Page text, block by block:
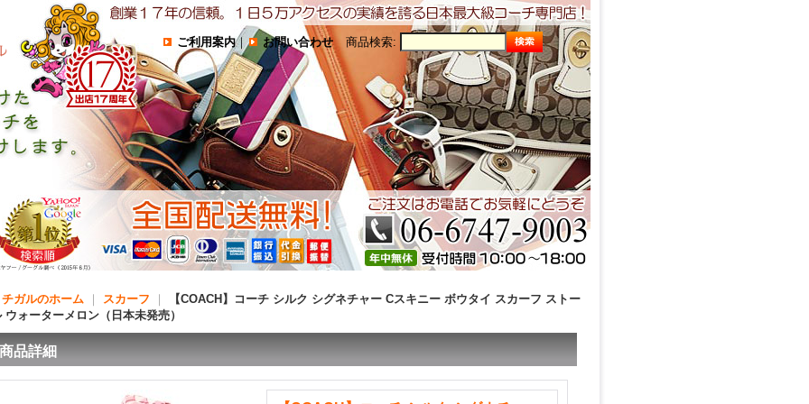
ご利用案内｜ お問い合わせ 商品検索:
ガルのホーム スカーフ
【COACH】コーチ シルク シグネチャー Cスキニー ボウタイ スカーフ ストー
ウォーターメロン（日本未発売）
商品詳細